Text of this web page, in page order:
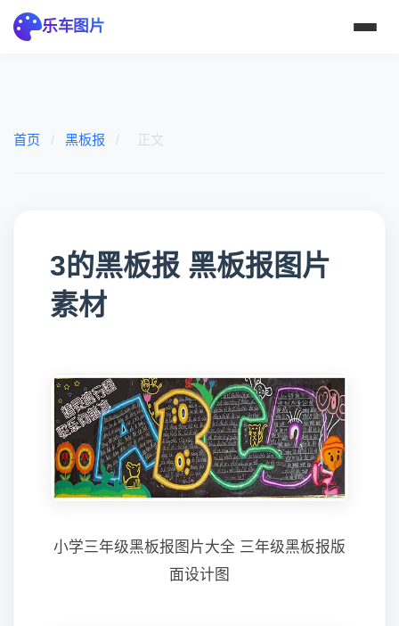
乐车图片
首页 / 黑板报 / 正文
3的黑板报 黑板报图片
素材
小学三年级黑板报图片大全 三年级黑板报版
面设计图